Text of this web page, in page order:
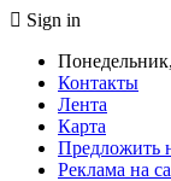
Sign in
Контакты
Лента
Карта
Предложить
Реклама на